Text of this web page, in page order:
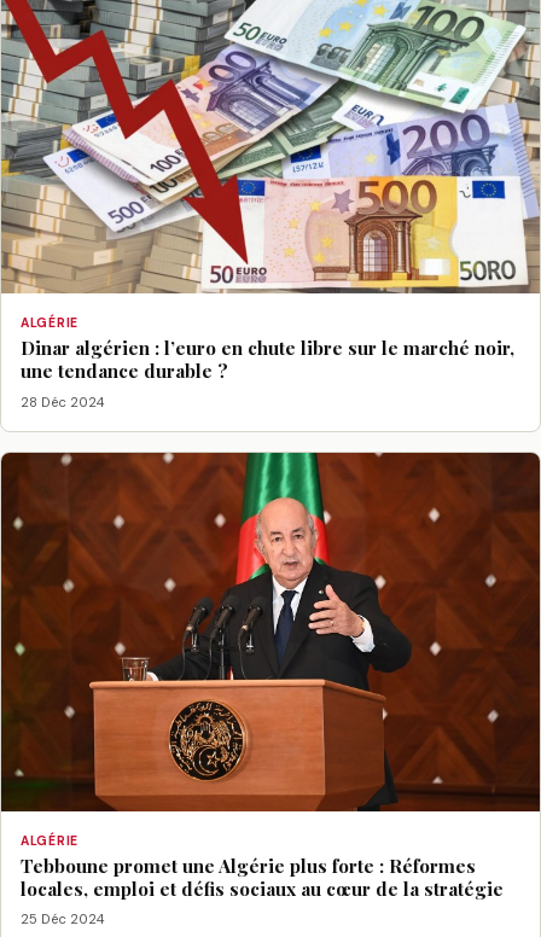
ALGÉRIE
Dinar algérien : l’euro en chute libre sur le marché noir,
une tendance durable ?
28 Déc 2024
ALGÉRIE
Tebboune promet une Algérie plus forte : Réformes
locales, emploi et défis sociaux au cœur de la stratégie
25 Déc 2024